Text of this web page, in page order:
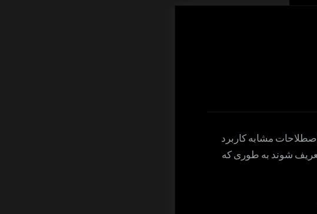
مشابه کاربرد
شوند به طوری که